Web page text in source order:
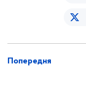
Попередня